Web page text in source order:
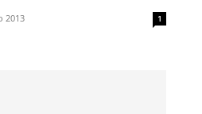
2013 1